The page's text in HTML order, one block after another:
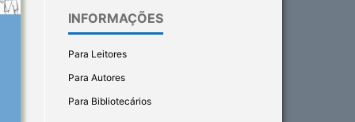
INFORMAÇÕES
Para Leitores
Para Autores
Para Bibliotecários